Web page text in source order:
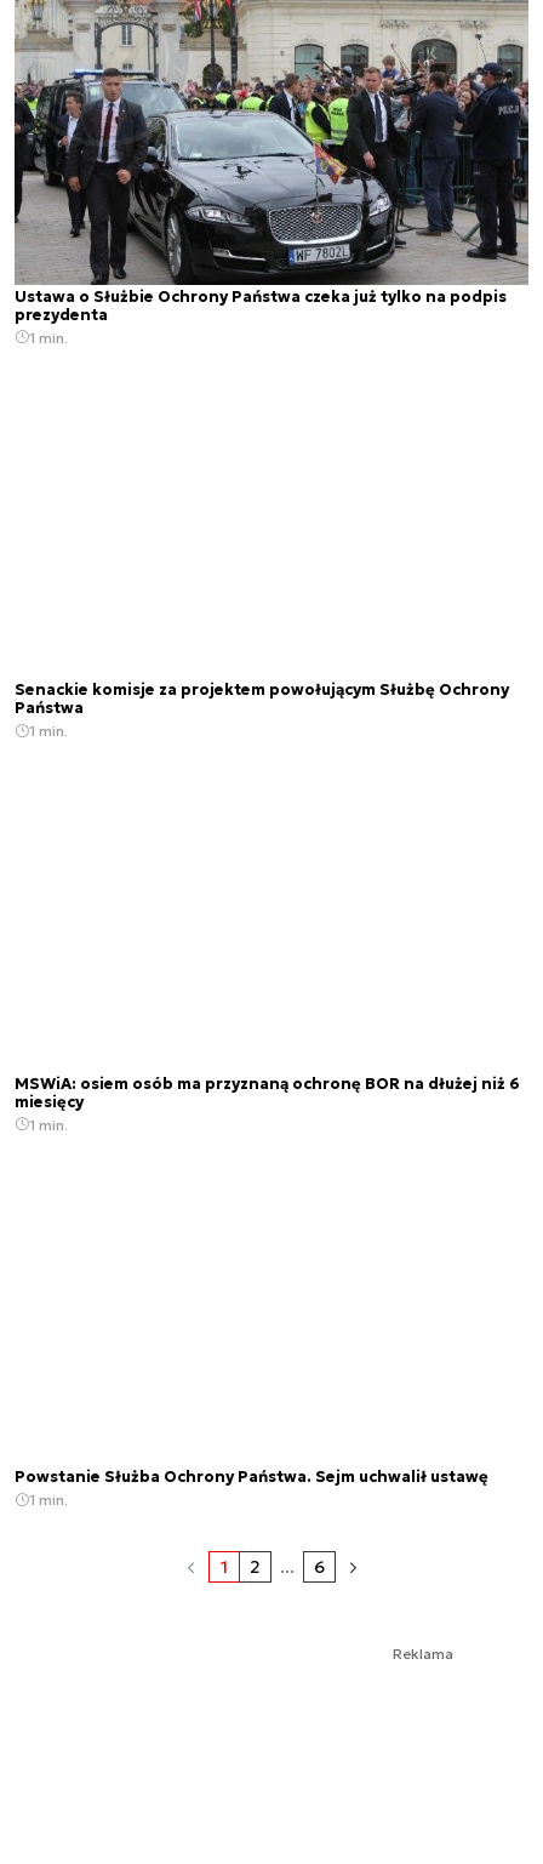
Ustawa o Służbie Ochrony Państwa czeka już tylko na podpis
prezydenta
1 min.
Senackie komisje za projektem powołującym Służbę Ochrony
Państwa
1 min.
MSWiA: osiem osób ma przyznaną ochronę BOR na dłużej niż 6
miesięcy
1 min.
Powstanie Służba Ochrony Państwa. Sejm uchwalił ustawę
1 min.
1 2 ... 6
Reklama